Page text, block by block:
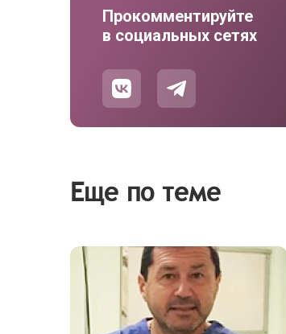
Прокомментируйте
в социальных сетях
Еще по теме